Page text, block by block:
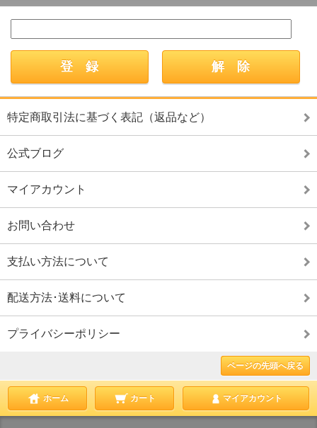
特定商取引法に基づく表記（返品など）
公式ブログ
マイアカウント
お問い合わせ
支払い方法について
配送方法･送料について
プライバシーポリシー
ページの先頭へ戻る
ホーム カート マイアカウント